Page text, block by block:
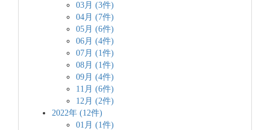
03月 (3件)
04月 (7件)
05月 (6件)
06月 (4件)
07月 (1件)
08月 (1件)
09月 (4件)
11月 (6件)
12月 (2件)
2022年 (12件)
01月 (1件)